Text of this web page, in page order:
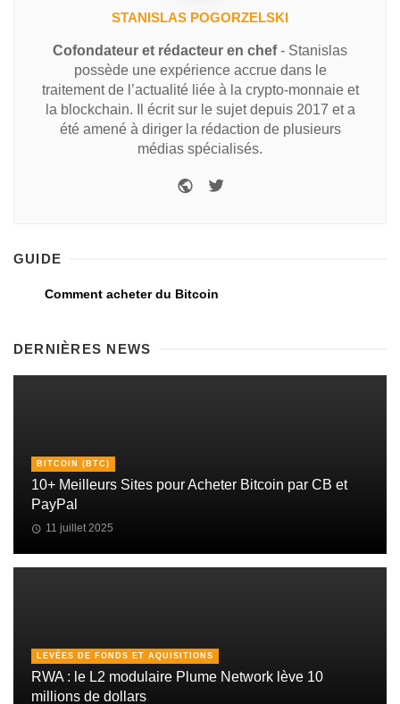
STANISLAS POGORZELSKI
Cofondateur et rédacteur en chef- Stanislas
possède une expérience accrue dans le
traitement de l’actualité liée à la crypto-monnaie et
la blockchain. Il écrit sur le sujet depuis 2017 et a
été amené à diriger la rédaction de plusieurs
médias spécialisés.
GUIDE
Comment acheter du Bitcoin
DERNIÈRES NEWS
BITCOIN (BTC)
10+ Meilleurs Sites pour Acheter Bitcoin par CB et
PayPal
11 juillet 2025
LEVÉES DE FONDS ET AQUISITIONS
RWA : le L2 modulaire Plume Network lève 10
millions de dollars